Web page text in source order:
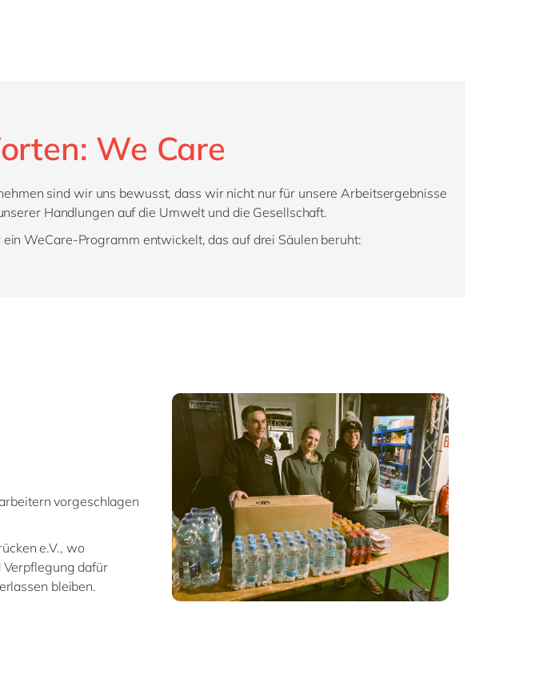
We Care
sind wir uns bewusst, dass wir nicht nur für unsere Arbeitsergebnisse
Handlungen auf die Umwelt und die Gesellschaft.
WeCare-Programm entwickelt, das auf drei Säulen beruht:
vorgeschlagen
e.V., wo
dafür
bleiben.